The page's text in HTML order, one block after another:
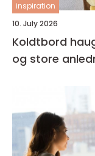
inspiration
10. July 2026
Koldtbord haugesund
og store